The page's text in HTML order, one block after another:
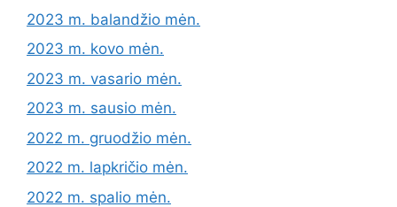
2023 m. balandžio mėn.
2023 m. kovo mėn.
2023 m. vasario mėn.
2023 m. sausio mėn.
2022 m. gruodžio mėn.
2022 m. lapkričio mėn.
2022 m. spalio mėn.